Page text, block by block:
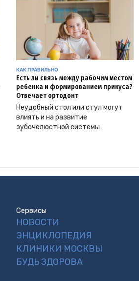
КАК ПРАВИЛЬНО
Есть ли связь между рабочим местом
ребенка и формированием прикуса?
Отвечает ортодонт
Неудобный стол или стул могут
влиять и на развитие
зубочелюстной системы
Сервисы
НОВОСТИ
ЭНЦИКЛОПЕДИЯ
КЛИНИКИ МОСКВЫ
БУДЬ ЗДОРОВА